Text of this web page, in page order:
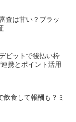
査は甘い？ブラッ
ビットで後払い枠
携とポイント活用
飲食して報酬も？ミ